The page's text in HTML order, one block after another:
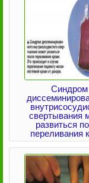
Синдром
свертывания
развиться
переливания